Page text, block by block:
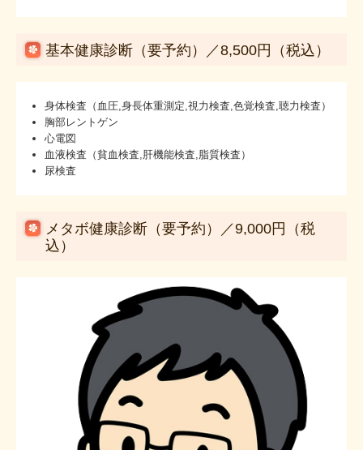
基本健康診断（要予約）／8,500円（税込）
身体検査（血圧,身長体重測定,視力検査,色覚検査,聴力検査）
胸部レントゲン
心電図
血液検査（貧血検査,肝機能検査,脂質検査）
尿検査
メタボ健康診断（要予約）／9,000円（税
込）